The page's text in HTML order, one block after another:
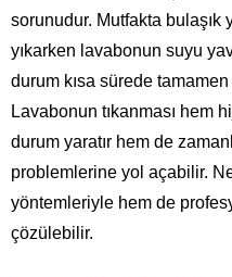
sorunudur. Mutfakta bulaşık
yıkarken lavabonun suyu
durum kısa sürede
Lavabonun tıkanması hem
durum yaratır hem de
problemlerine yol açabilir.
yöntemleriyle hem de
çözülebilir.